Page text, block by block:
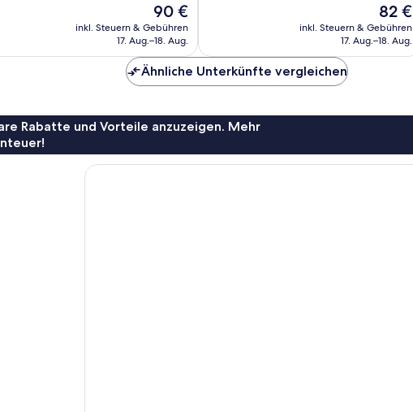
Der
Preis
beträgt
90 €
inkl. Steuern & Gebühren
17. Aug.–18. Aug.
Der
Preis
beträgt
82 €
inkl. Steuern & Gebühren
17. Aug.–18. Aug.
Ähnliche Unterkünfte vergleichen
Rabatte und Vorteile anzuzeigen. Mehr